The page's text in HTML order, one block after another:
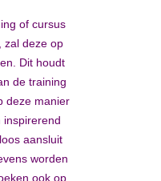
of cursus
zal deze op
Dit houdt
de training
deze manier
inspirerend
aansluit
worden
ook op